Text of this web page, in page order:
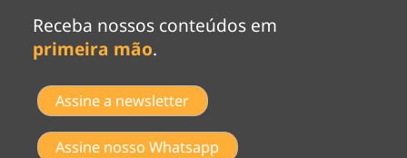
Receba nossos conteúdos em
primeira mão.
Assine a newsletter
Assine nosso Whatsapp